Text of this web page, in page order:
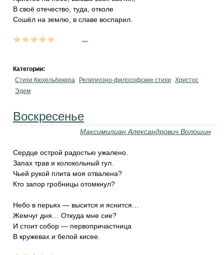
В своё отечество, туда, отколе
Сошёл на землю, в славе воспарил.
Категории:
Стихи Кюхельбекера
Религиозно-философские стихи
Христос
Эдем
Воскресенье
Максимилиан Александрович Волошин
Сердце острой радостью ужалено.
Запах трав и колокольный гул.
Чьей рукой плита моя отвалена?
Кто запор гробницы отомкнул?
Небо в перьях — высится и яснится…
Жемчуг дня… Откуда мне сие?
И стоит собор — первопричастница
В кружевах и белой кисее.